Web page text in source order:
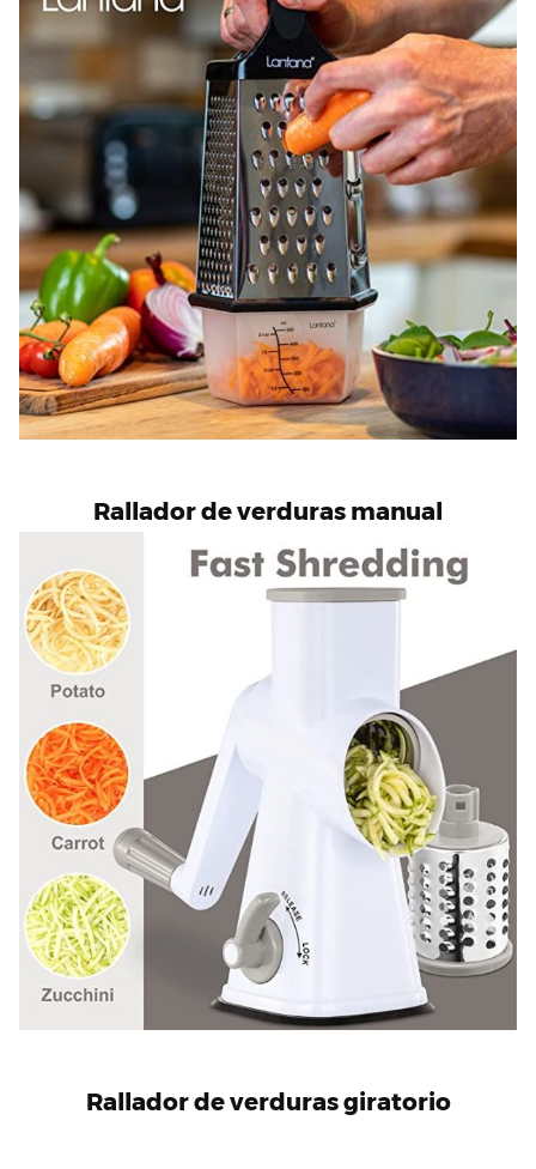
Rallador de verduras manual
Rallador de verduras giratorio